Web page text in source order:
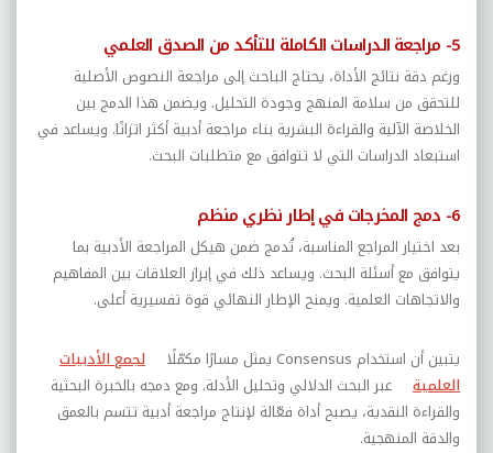
5- مراجعة الدراسات الكاملة للتأكد من الصدق العلمي
ورغم دقة نتائج الأداة، يحتاج الباحث إلى مراجعة النصوص الأصلية
للتحقق من سلامة المنهج وجودة التحليل. ويضمن هذا الدمج بين
الخلاصة الآلية والقراءة البشرية بناء مراجعة أدبية أكثر اتزانًا. ويساعد في
استبعاد الدراسات التي لا تتوافق مع متطلبات البحث.
6- دمج المخرجات في إطار نظري منظم
بعد اختيار المراجع المناسبة، تُدمج ضمن هيكل المراجعة الأدبية بما
يتوافق مع أسئلة البحث. ويساعد ذلك في إبراز العلاقات بين المفاهيم
والاتجاهات العلمية. ويمنح الإطار النهائي قوة تفسيرية أعلى.
يتبين أن استخدام Consensus يمثل مسارًا مكمّلًا
لجمع الأدبيات
العلمية
عبر البحث الدلالي وتحليل الأدلة. ومع دمجه بالخبرة البحثية
والقراءة النقدية، يصبح أداة فعّالة لإنتاج مراجعة أدبية تتسم بالعمق
والدقة المنهجية.